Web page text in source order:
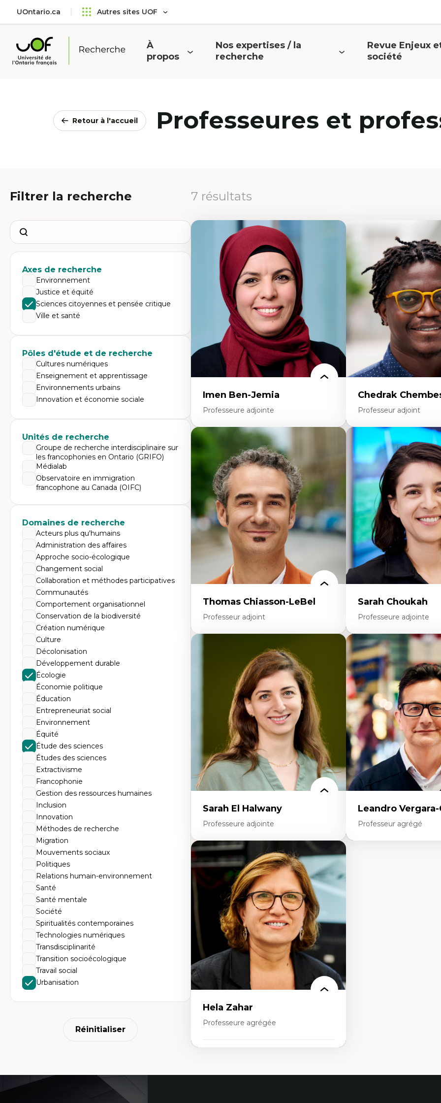
principal
UOntario.ca Autres sites UOF
Université
Ouvrir
À
propos
Ouvrir
Nos expertises / la
recherche
Ouvrir
Revue Enjeux
société
Retour à l'accueil Professeures et
Filtrer la recherche
Search
Axes de recherche
Environnement
Justice et équité
Sciences citoyennes et pensée critique
Ville et santé
Pôles d'étude et de recherche
Cultures numériques
Enseignement et apprentissage
Environnements urbains
Innovation et économie sociale
Unités de recherche
Groupe de recherche interdisciplinaire sur
les francophonies en Ontario (GRIFO)
Médialab
Observatoire en immigration
francophone au Canada (OIFC)
Domaines de recherche
Acteurs plus qu'humains
Administration des affaires
Approche socio-écologique
Changement social
Collaboration et méthodes participatives
Communautés
Comportement organisationnel
Conservation de la biodiversité
Création numérique
Culture
Décolonisation
Développement durable
Écologie
Économie politique
Éducation
Entrepreneuriat social
Environnement
Équité
Étude des sciences
Études des sciences
Extractivisme
Francophonie
Gestion des ressources humaines
Inclusion
Innovation
Méthodes de recherche
Migration
Mouvements sociaux
Politiques
Relations humain-environnement
Santé
Santé mentale
Société
Spiritualités contemporaines
Technologies numériques
Transdisciplinarité
Transition socioécologique
Travail social
Urbanisation
Réinitialiser
7 résultats
Imen Ben-Jemia
Professeure adjointe
Discours sur la ville et représentations
Mosquées, formes et usages au Canada
Reconnaissance et représentations des
communautés immigrantes dans l'espace
urbain
Design architectural et urbain
Patrimoine et patrimonialisation
Études postcoloniales et décolonisation des
savoirs
Chedrak
Professeur adjoint
Expertises
Économie circulaire
Modèles d’affaires
Histoire des faits
Gestion durable des
Écologie industrielle
Aménagement durable
Développement régional
Coopératives
Télétravail en milieu
Transition socio-
Thomas Chiasson-LeBel
Professeur adjoint
Théories du développement
Économie politique comparée
Élites économiques
Sociologie économique
Extractivisme
Classes sociales
Mouvements sociaux
Théories de l’État
Sarah Choukah
Professeure adjointe
Expertises
Démocratisation des
technologies et
Données ouvertes
Bioart, programmation
créatives
Histoire sociale et
technologies numériques
Résistances et droits
Internet des objets
Métavers
Problématiques relatives
artificielle,
hautes technologies
Féminismes et nouvelles
Sarah El Halwany
Professeure adjointe
Expertises
Les apports pédagogiques des théories de
l'affect, du posthumanisme, du féminisme
dans l'éducation aux sciences
L'apprentissage des sciences/STIM dans une
perspective socioécologique de care
L’insertion professionnelle des
enseignant.e.s
Leandro
Professeur agrégé
Hela Zahar
Professeure agrégée
Sociologie de la culture, Culture visuelle,
Coordonnées